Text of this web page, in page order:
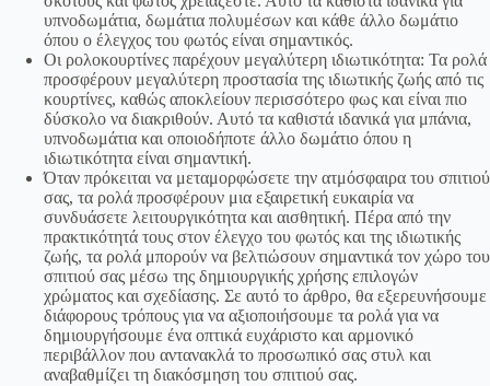
υπνοδωμάτια, δωμάτια πολυμέσων και κάθε άλλο δωμάτιο
όπου ο έλεγχος του φωτός είναι σημαντικός.
Οι ρολοκουρτίνες παρέχουν μεγαλύτερη ιδιωτικότητα: Τα ρολά
προσφέρουν μεγαλύτερη προστασία της ιδιωτικής ζωής από τις
κουρτίνες, καθώς αποκλείουν περισσότερο φως και είναι πιο
δύσκολο να διακριθούν. Αυτό τα καθιστά ιδανικά για μπάνια,
υπνοδωμάτια και οποιοδήποτε άλλο δωμάτιο όπου η
ιδιωτικότητα είναι σημαντική.
Όταν πρόκειται να μεταμορφώσετε την ατμόσφαιρα του σπιτιού
σας, τα ρολά προσφέρουν μια εξαιρετική ευκαιρία να
συνδυάσετε λειτουργικότητα και αισθητική. Πέρα από την
πρακτικότητά τους στον έλεγχο του φωτός και της ιδιωτικής
ζωής, τα ρολά μπορούν να βελτιώσουν σημαντικά τον χώρο του
σπιτιού σας μέσω της δημιουργικής χρήσης επιλογών
χρώματος και σχεδίασης. Σε αυτό το άρθρο, θα εξερευνήσουμε
διάφορους τρόπους για να αξιοποιήσουμε τα ρολά για να
δημιουργήσουμε ένα οπτικά ευχάριστο και αρμονικό
περιβάλλον που αντανακλά το προσωπικό σας στυλ και
αναβαθμίζει τη διακόσμηση του σπιτιού σας.